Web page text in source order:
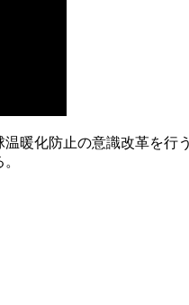
暖化防止の意識改革を